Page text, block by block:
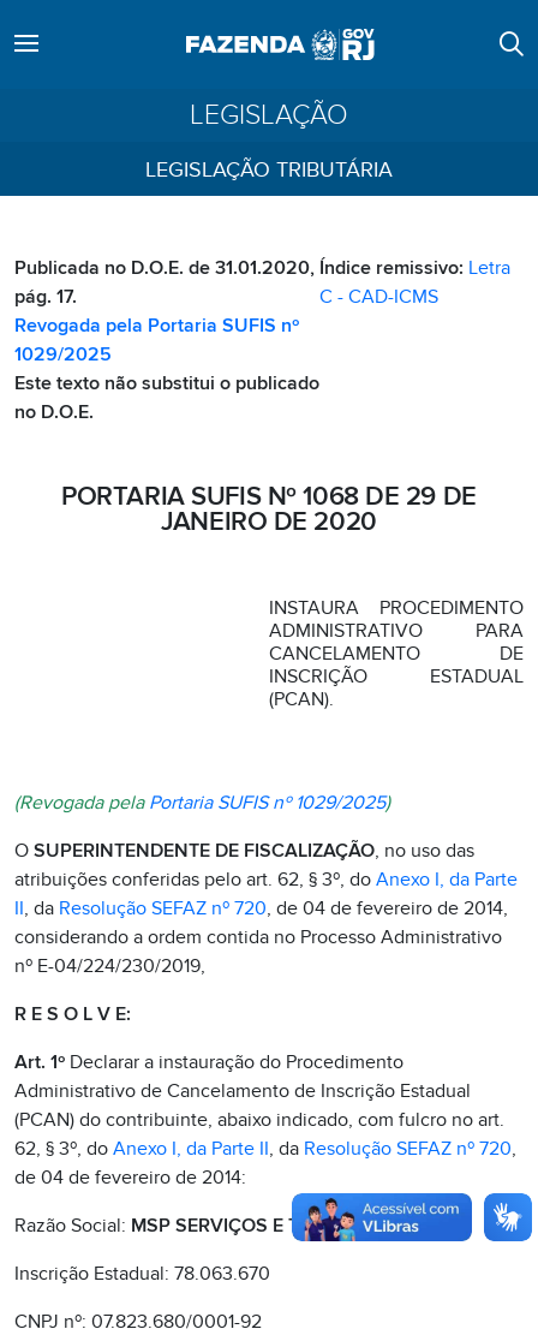
LEGISLAÇÃO
LEGISLAÇÃO TRIBUTÁRIA
Publicada no D.O.E. de 31.01.2020,
pág. 17.
Revogada pela Portaria SUFIS nº
1029/2025
Este texto não substitui o publicado
no D.O.E.
Índice remissivo: Letra
C - CAD-ICMS
PORTARIA SUFIS Nº 1068 DE 29 DE
JANEIRO DE 2020
INSTAURA PROCEDIMENTO
ADMINISTRATIVO PARA
CANCELAMENTO DE
INSCRIÇÃO ESTADUAL
(PCAN).
(Revogada pela Portaria SUFIS nº 1029/2025)
O SUPERINTENDENTE DE FISCALIZAÇÃO, no uso das
atribuições conferidas pelo art. 62, § 3º, do Anexo I, da Parte
II, da Resolução SEFAZ nº 720, de 04 de fevereiro de 2014,
considerando a ordem contida no Processo Administrativo
nº E-04/224/230/2019,
R E S O L V E:
Art. 1º Declarar a instauração do Procedimento
Administrativo de Cancelamento de Inscrição Estadual
(PCAN) do contribuinte, abaixo indicado, com fulcro no art.
62, § 3º, do Anexo I, da Parte II, da Resolução SEFAZ nº 720,
de 04 de fevereiro de 2014:
Razão Social: MSP SERVIÇOS E TRANSPORTES LTDA
Inscrição Estadual: 78.063.670
CNPJ nº: 07.823.680/0001-92